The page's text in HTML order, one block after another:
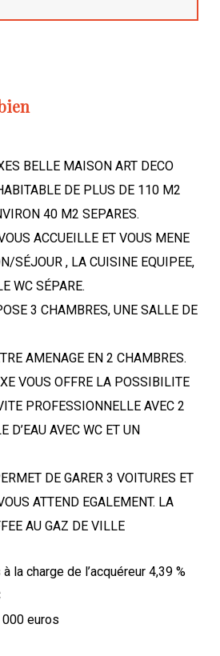
BELLE MAISON ART DECO
DE PLUS DE 110 M2
40 M2 SEPARES.
ACCUEILLE ET VOUS MENE
SÉJOUR , LA CUISINE EQUIPEE,
WC SÉPARE.
3 CHAMBRES, UNE SALLE DE
AMENAGE EN 2 CHAMBRES.
VOUS OFFRE LA POSSIBILITE
PROFESSIONNELLE AVEC 2
D’EAU AVEC WC ET UN
DE GARER 3 VOITURES ET
ATTEND EGALEMENT. LA
AU GAZ DE VILLE
la charge de l’acquéreur 4,39 %
euros